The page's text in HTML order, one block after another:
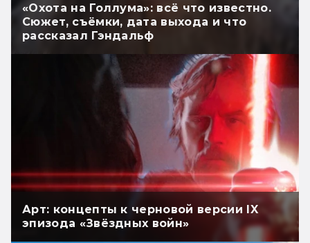
«Охота на Голлума»: всё что известно.
Сюжет, съёмки, дата выхода и что
рассказал Гэндальф
Арт: концепты к черновой версии IX
эпизода «Звёздных войн»